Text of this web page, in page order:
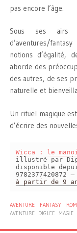
pas encore l’âge.
Sous ses airs
d’aventures/
notions d’égalité,
aborde des
des autres, de ses
naturelle et
Un rituel magique
d’écrire des
Wicca : le
illustré par
disponible
9782377420872
à partir de 9
AVENTURE FANTASY
AVENTURE
DIGLEE MAGIE